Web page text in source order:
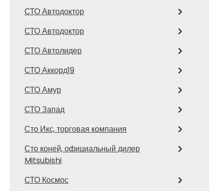
СТО Автодоктор
СТО Автодоктор
СТО Автолидер
СТО Аккорд19
СТО Амур
СТО Запад
Сто Икс, торговая компания
Сто коней, официальный дилер
Mitsubishi
СТО Космос